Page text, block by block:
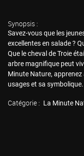
Synopsis :
Savez-vous que les
excellentes en salade ?
Que le cheval de Troie
arbre magnifique peut
Minute Nature,
usages et sa symbolique.
Catégorie : La Minute